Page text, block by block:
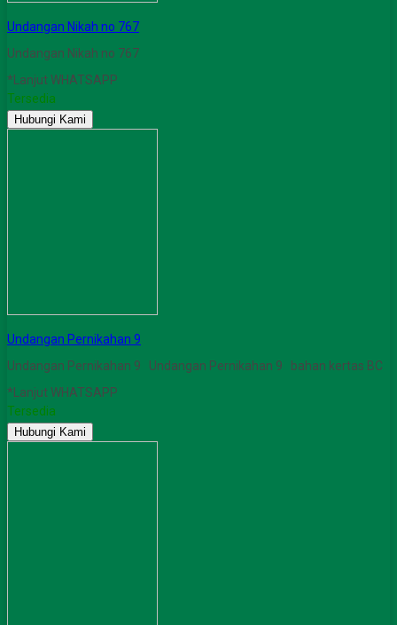
Undangan Nikah no 767
Undangan Nikah no 767
*Lanjut WHATSAPP
Tersedia
Hubungi Kami
Undangan Pernikahan 9
Undangan Pernikahan 9 Undangan Pernikahan 9 bahan kertas BC
*Lanjut WHATSAPP
Tersedia
Hubungi Kami